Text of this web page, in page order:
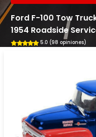
Ford F-100 Tow
1954 Roadside
5.0 (98 opiniones)